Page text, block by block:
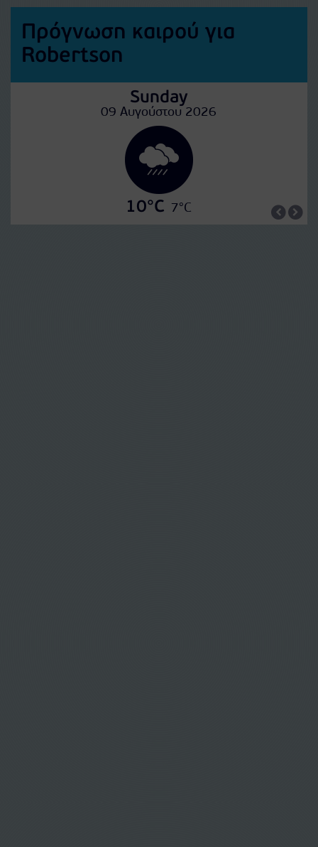
Πρόγνωση καιρού για
Robertson
Sunday
09 Αυγούστου 2026
10°C 7°C